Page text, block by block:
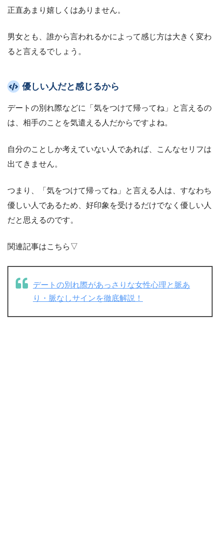
正直あまり嬉しくはありません。
男女とも、誰から言われるかによって感じ方は大きく変わ
ると言えるでしょう。
優しい人だと感じるから
デートの別れ際などに「気をつけて帰ってね」と言えるの
は、相手のことを気遣える人だからですよね。
自分のことしか考えていない人であれば、こんなセリフは
出てきません。
つまり、「気をつけて帰ってね」と言える人は、すなわち
優しい人であるため、好印象を受けるだけでなく優しい人
だと思えるのです。
関連記事はこちら▽
デートの別れ際があっさりな女性心理と脈あ
り・脈なしサインを徹底解説！